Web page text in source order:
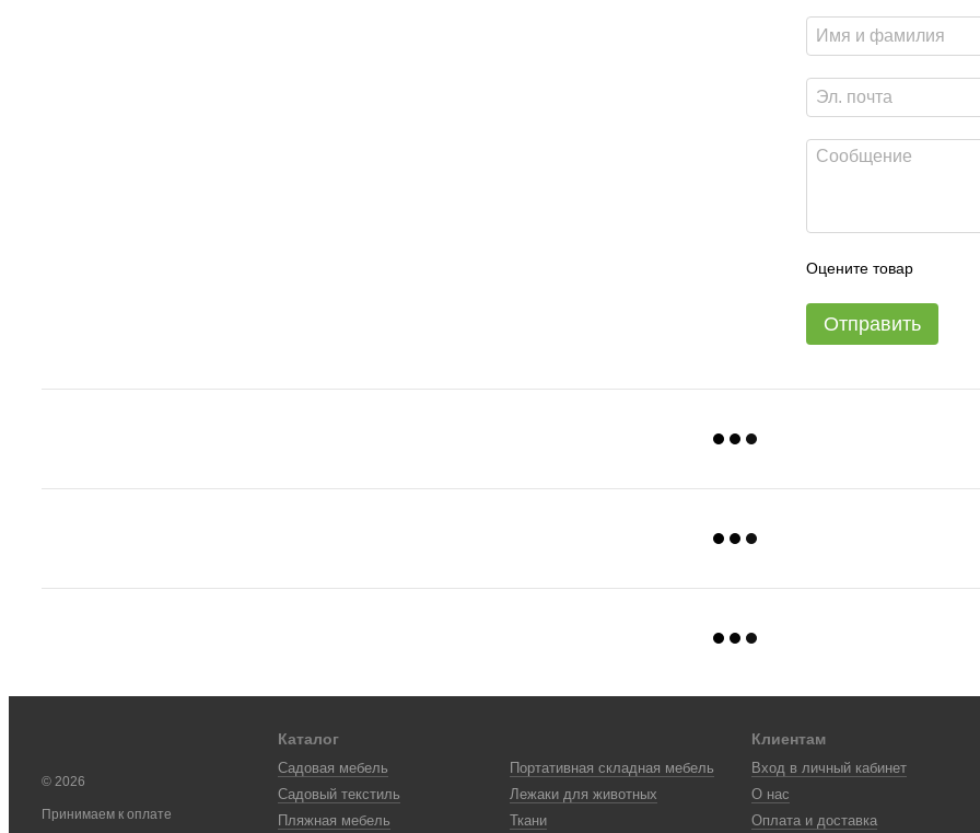
Оцените товар
Отправить
© 2026
Принимаем к оплате
Каталог
Садовая мебель
Садовый текстиль
Пляжная мебель
Портативная складная мебель
Лежаки для животных
Ткани
Клиентам
Вход в личный кабинет
О нас
Оплата и доставка